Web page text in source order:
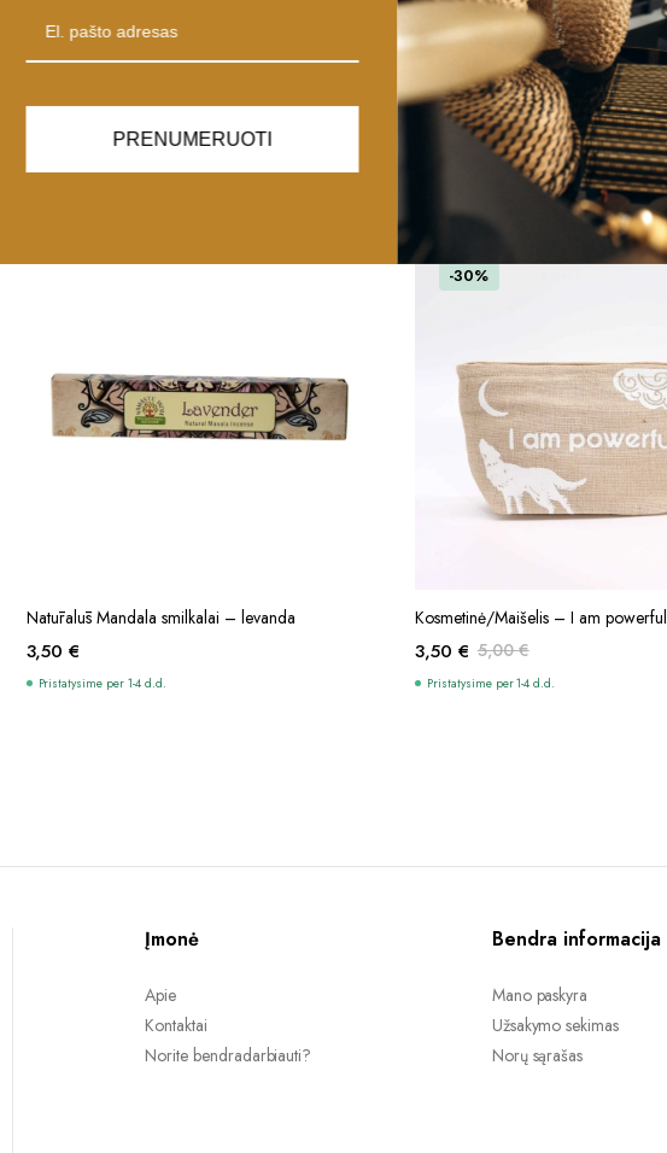
Į KREPŠELĮ
Natūralūs Mandala smilkalai – levanda
3,50€
Pristatysime per 1-4 d.d.
-30%
Į KREPŠELĮ
Kosmetinė/Maišelis – I am powerful
5,00€
Original
3,50 €
Current
Pristatysime per 1-4 d.d.
Įmonė
Apie
Kontaktai
Norite bendradarbiauti?
Bendra informacija
Mano paskyra
Užsakymo sekimas
Norų sąrašas
PRENUMERUOTI